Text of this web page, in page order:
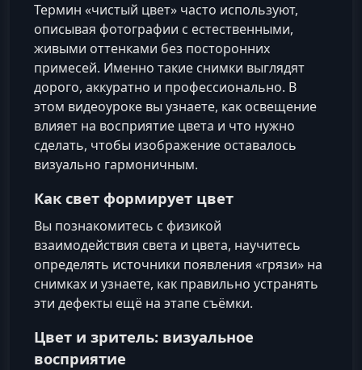
Термин «чистый цвет» часто используют,
описывая фотографии с естественными,
живыми оттенками без посторонних
примесей. Именно такие снимки выглядят
дорого, аккуратно и профессионально. В
этом видеоуроке вы узнаете, как освещение
влияет на восприятие цвета и что нужно
сделать, чтобы изображение оставалось
визуально гармоничным.
Как свет формирует цвет
Вы познакомитесь с физикой
взаимодействия света и цвета, научитесь
определять источники появления «грязи» на
снимках и узнаете, как правильно устранять
эти дефекты ещё на этапе съёмки.
Цвет и зритель: визуальное
восприятие